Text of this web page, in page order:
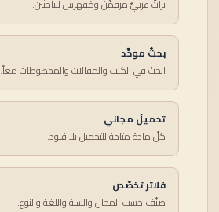
تراثٌ عربيٌّ مرقمَّنٌ ومُفهرَس للباحثين.
بحثٌ موحَّد
ابحث في الكتب والمقالات والمخطوطات معاً.
تحميلٌ مجاني
كلّ مادة متاحة للتحميل بلا قيود.
فلاتر تخصّص
صنّف حسب المجال والسنة واللغة والنوع.